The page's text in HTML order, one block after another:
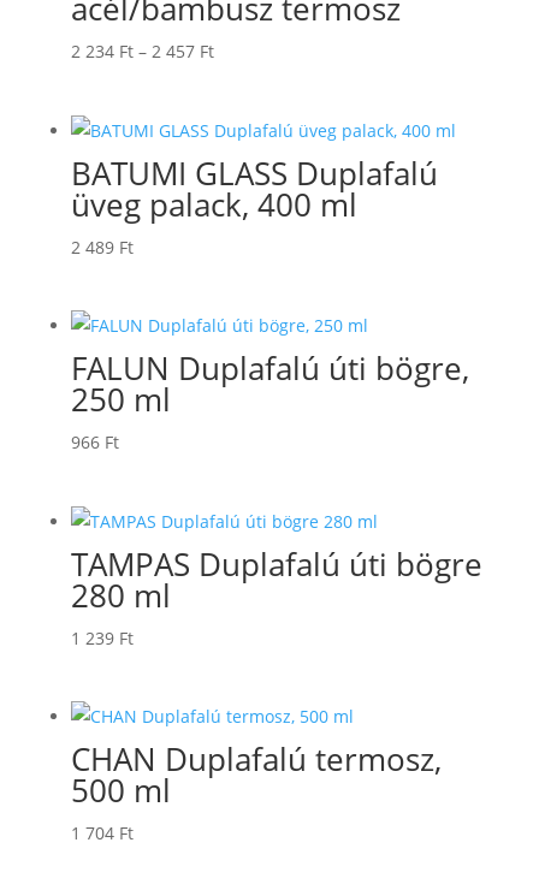
2 234 Ft – 2 457 FtÁrtartomány:
-
2
457 Ft
BATUMI GLASS Duplafalú
üveg palack, 400 ml
2 489 Ft
FALUN Duplafalú úti bögre,
250 ml
966 Ft
TAMPAS Duplafalú úti bögre
280 ml
1 239 Ft
CHAN Duplafalú termosz,
500 ml
1 704 Ft